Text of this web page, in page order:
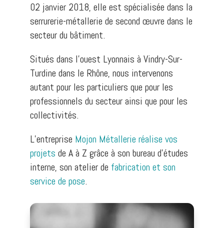
02 janvier 2018, elle est spécialisée dans la
serrurerie-métallerie de second œuvre dans le
secteur du bâtiment.
Situés dans l’ouest Lyonnais à Vindry-Sur-
Turdine dans le Rhône, nous intervenons
autant pour les particuliers que pour les
professionnels du secteur ainsi que pour les
collectivités.
L’entreprise Mojon Métallerie réalise vos
projets de A à Z grâce à son bureau d’études
interne, son atelier de fabrication et son
service de pose.